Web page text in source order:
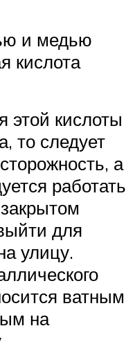
и медью
кислота
этой кислоты
то следует
а
работать
для
улицу.
ватным
на